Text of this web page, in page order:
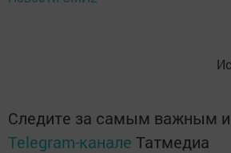
Следите за самым важным
Telegram-канале Татмедиа